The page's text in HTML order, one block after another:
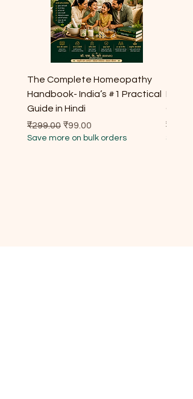
The Complete Homeopathy
Handbook- India’s #1 Practical
Guide in Hindi
नियमित मूल्य
₹299.00 बिक्री मूल्य
₹99.00
Save more on bulk orders
नियमित
Save